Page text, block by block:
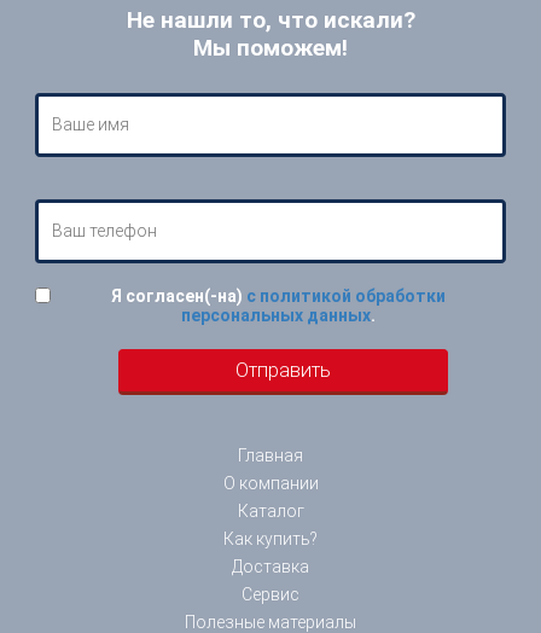
Не нашли то, что искали?
Мы поможем!
Я согласен(-на) с политикой обработки
персональных данных.
Главная
О компании
Каталог
Как купить?
Доставка
Сервис
Полезные материалы